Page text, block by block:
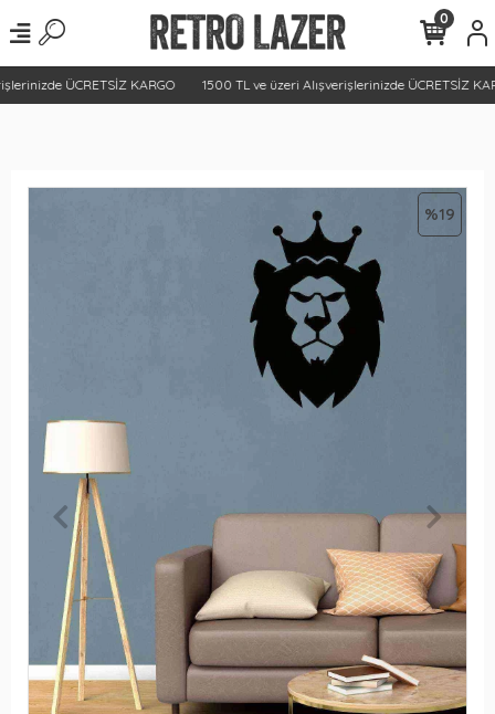
ÜCRETSİZ KARGO 1500 TL ve üzeri Alışverişlerinizde ÜCRETSİZ
0
%19